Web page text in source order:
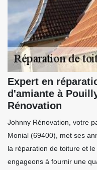
Expert en
d'amiante à
Rénovation
Johnny Rénovation, votre
Monial (69400), met ses
la réparation de toiture et
engageons à fournir une